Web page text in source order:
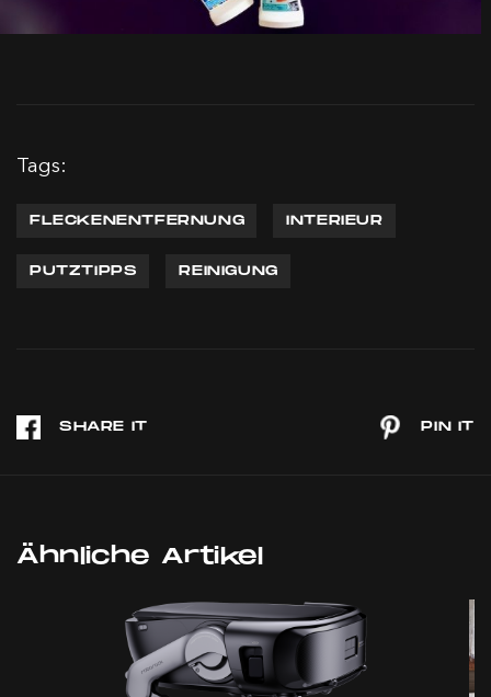
Tags:
FLECKENENTFERNUNG INTERIEUR
PUTZTIPPS REINIGUNG
Ähnliche Artikel